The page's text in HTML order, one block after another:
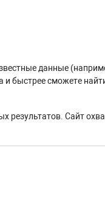
данные
быстрее сможете
результатов. Сайт